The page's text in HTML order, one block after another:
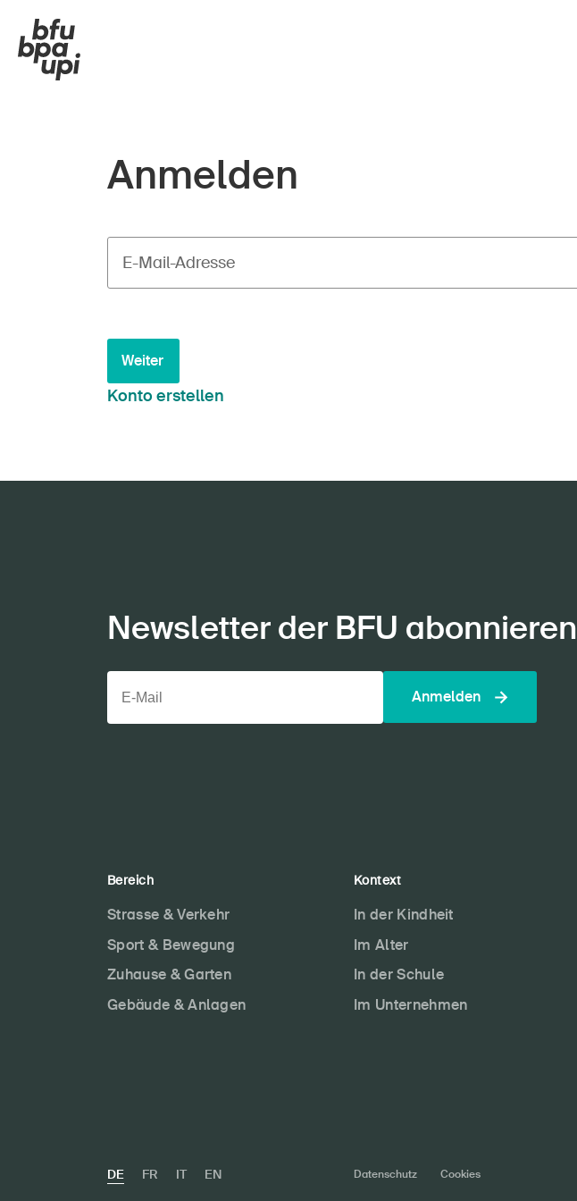
Anmelden
E-Mail-Adresse
Weiter
Konto erstellen
Newsletter der BFU abonnieren
Anmelden
Bereich
Strasse & Verkehr
Sport & Bewegung
Zuhause & Garten
Gebäude & Anlagen
Kontext
In der Kindheit
Im Alter
In der Schule
Im Unternehmen
DE FR IT EN Datenschutz Cookies